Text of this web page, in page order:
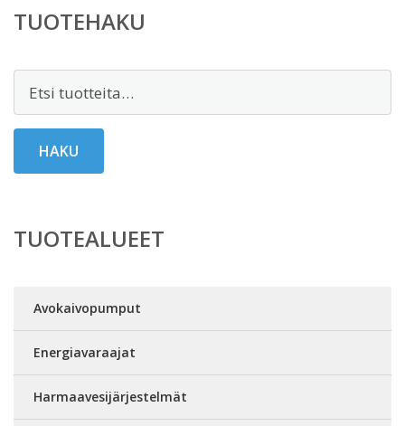
TUOTEHAKU
HAKU
TUOTEALUEET
Avokaivopumput
Energiavaraajat
Harmaavesijärjestelmät